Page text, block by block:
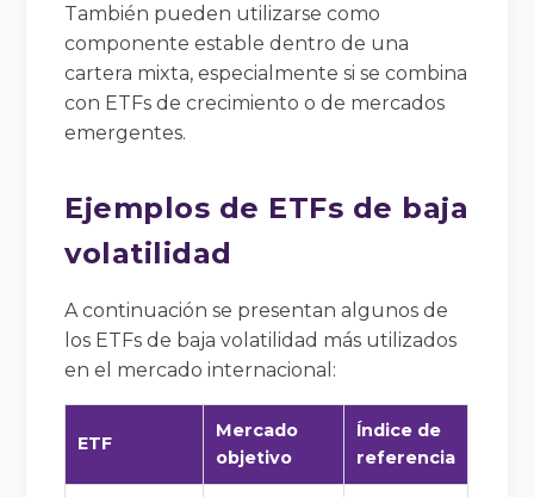
También pueden utilizarse como
componente estable dentro de una
cartera mixta, especialmente si se combina
con ETFs de crecimiento o de mercados
emergentes.
Ejemplos de ETFs de baja
volatilidad
A continuación se presentan algunos de
los ETFs de baja volatilidad más utilizados
en el mercado internacional:
ETF
Mercado
objetivo
Índice de
referencia